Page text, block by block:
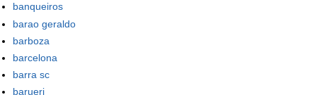
banqueiros
barao geraldo
barboza
barcelona
barra sc
barueri